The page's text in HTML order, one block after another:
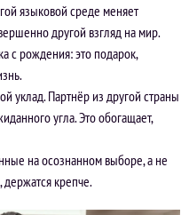
языковой среде меняет
другой взгляд на мир.
с рождения: это подарок,
уклад. Партнёр из другой страны
угла. Это обогащает,
на осознанном выборе, а не
держатся крепче.